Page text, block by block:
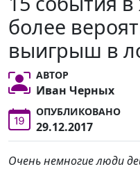
более
выигрыш в
АВТОР
Иван Черных
ОПУБЛИКОВАНО
29.12.2017
Очень немногие люди